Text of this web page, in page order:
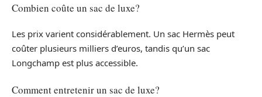
Combien coûte un sac de luxe?
Les prix varient considérablement. Un sac Hermès peut
coûter plusieurs milliers d’euros, tandis qu’un sac
Longchamp est plus accessible.
Comment entretenir un sac de luxe?